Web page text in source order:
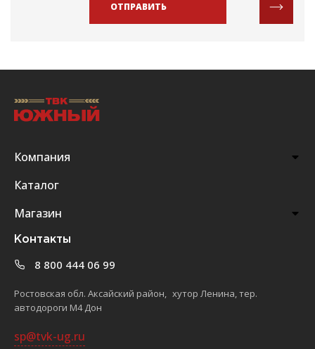
ОТПРАВИТЬ
Компания
Каталог
Магазин
Контакты
8 800 444 06 99
Ростовская обл. Аксайский район, хутор Ленина, тер.
автодороги М4 Дон
sp@tvk-ug.ru